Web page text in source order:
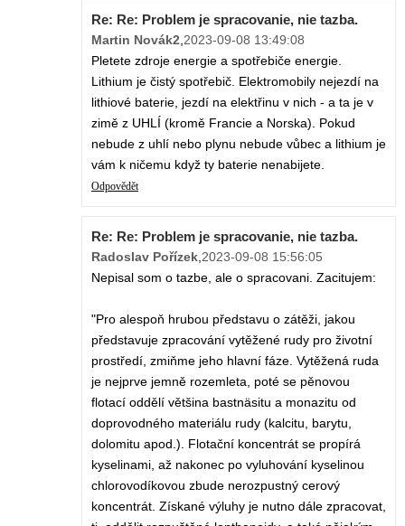
Re: Re: Problem je spracovanie, nie tazba.
Martin Novák2 2023-09-08 13:49:08
Pletete zdroje energie a spotřebiče energie.
Lithium je čistý spotřebič. Elektromobily nejezdí na
lithiové baterie, jezdí na elektřinu v nich - a ta je v
zimě z UHLÍ (kromě Francie a Norska). Pokud
nebude z uhlí nebo plynu nebude vůbec a lithium je
vám k ničemu když ty baterie nenabijete.
Odpovědět
Re: Re: Problem je spracovanie, nie tazba.
Radoslav Pořízek 2023-09-08 15:56:05
Nepisal som o tazbe, ale o spracovani. Zacitujem:
"Pro alespoň hrubou představu o zátěži, jakou
představuje zpracování vytěžené rudy pro životní
prostředí, zmiňme jeho hlavní fáze. Vytěžená ruda
je nejprve jemně rozemleta, poté se pěnovou
flotací oddělí většina bastnäsitu a monazitu od
doprovodného materiálu rudy (kalcitu, barytu,
dolomitu apod.). Flotační koncentrát se propírá
kyselinami, až nakonec po vyluhování kyselinou
chlorovodíkovou zbude nerozpustný cerový
koncentrát. Získané výluhy je nutno dále zpracovat,